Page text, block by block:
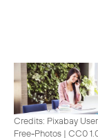
Credits: Pixabay User
Free-Photos | CC0